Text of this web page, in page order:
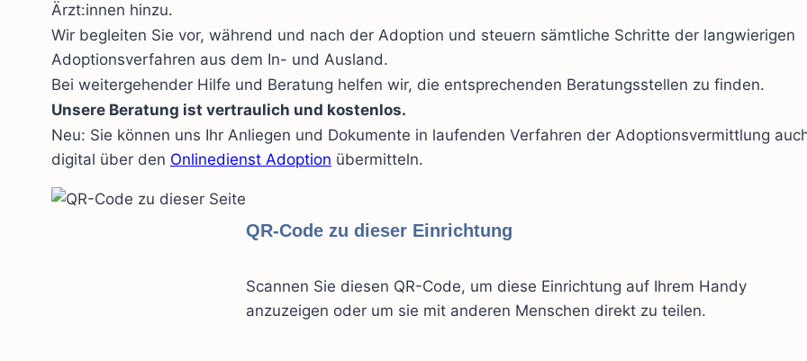
Ärzt:innen hinzu.
Wir begleiten Sie vor, während und nach der Adoption und steuern sämtliche Schritte der langwierigen
Adoptionsverfahren aus dem In- und Ausland.
Bei weitergehender Hilfe und Beratung helfen wir, die entsprechenden Beratungsstellen zu finden.
Unsere Beratung ist vertraulich und kostenlos.
Neu: Sie können uns Ihr Anliegen und Dokumente in laufenden Verfahren der Adoptionsvermittlung
digital über den Onlinedienst Adoption übermitteln.
QR-Code zu dieser Einrichtung
Scannen Sie diesen QR-Code, um diese Einrichtung auf Ihrem Handy
anzuzeigen oder um sie mit anderen Menschen direkt zu teilen.